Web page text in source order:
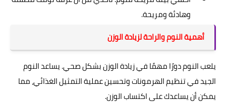
وهادئة ومريحة.
أهمية النوم والراحة لزيادة الوزن
يلعب النوم دورًا مهمًا في زيادة الوزن بشكل صحي. يساعد النوم
الجيد في تنظيم الهرمونات وتحسين عملية التمثيل الغذائي، مما
يمكن أن يساعدك على اكتساب الوزن.